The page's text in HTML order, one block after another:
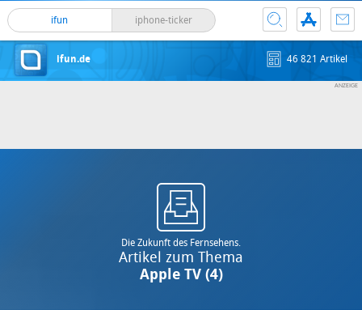
ifun iphone-ticker
ifun.de 46 821 Artikel
Die Zukunft des Fernsehens.
Artikel zum Thema
Apple TV (4)